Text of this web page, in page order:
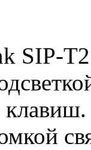
SIP-